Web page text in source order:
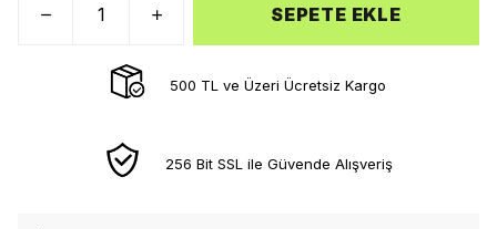
SEPETE EKLE
500 TL ve Üzeri Ücretsiz Kargo
256 Bit SSL ile Güvende Alışveriş